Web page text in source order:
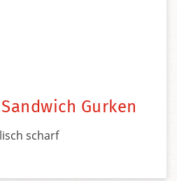
Gurken
scharf